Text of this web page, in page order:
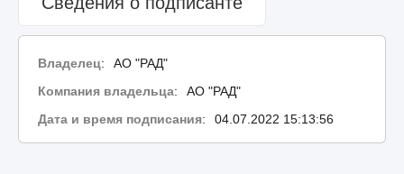
Владелец:
АО "РАД"
Компания владельца:
АО "РАД"
Дата и время подписания: 04.07.2022 15:13:56